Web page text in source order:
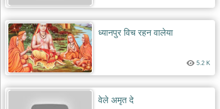
rani
sati
dadi
bhajans
बावा
लाल
दयाल
भजन
ध्यानपुर विच रहन वालेया
5.2 K
वेले अमृत दे